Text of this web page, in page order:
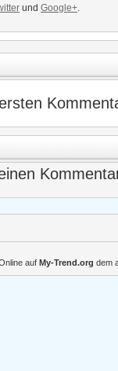
und Google+.
auf My-Trend.org dem